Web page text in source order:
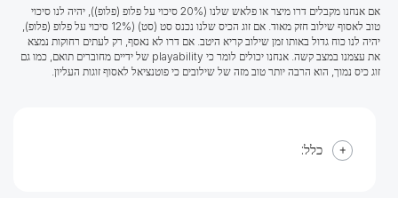
אם אנחנו מקבלים דרו מיצר או פלאש שלנו (20% סיכוי על פלופ (פלופ)), יהיה לנו סיכוי
טוב לאסוף שילוב חזק מאוד. אם זוג הכיס שלנו נכנס סט (סט) (12% סיכוי על פלופ (פלופ),
יהיה לנו כוח גדול באותו זמן שילוב קריא היטב. אם דרו לא נאסף, רק לעתים רחוקות נמצא
את עצמנו במצב קשה. אנחנו יכולים לומר כי playability של ידיים מחוברים תואם, כמו גם
זוג כיס נמוך, הוא הרבה יותר טוב מזה של שילובים כי פוטנציאל לאסוף זוגות העליון.
כלל: